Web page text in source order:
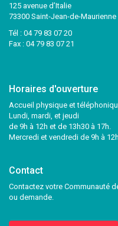
125 avenue d’Italie
73300 Saint-Jean-de-Maurienne
Tél : 04 79 83 07 20
Fax : 04 79 83 07 21
Horaires d'ouverture
Accueil physique et
Lundi, mardi, et jeudi
de 9h à 12h et de 13h30 à 17h.
Mercredi et vendredi de 9h à
Contact
Contactez votre Communauté
ou demande.